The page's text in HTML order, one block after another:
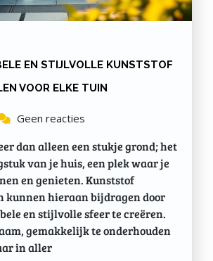
EN STIJLVOLLE KUNSTSTOF
VOOR ELKE TUIN
Geen reacties
dan alleen een stukje grond; het
van je huis, een plek waar je
en genieten. Kunststof
kunnen hieraan bijdragen door
en stijlvolle sfeer te creëren.
gemakkelijk te onderhouden
in aller